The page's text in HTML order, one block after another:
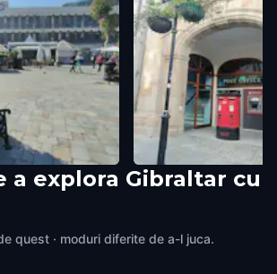
Square Post Office
a explora Gibraltar cu
quest · moduri diferite de a-l juca.